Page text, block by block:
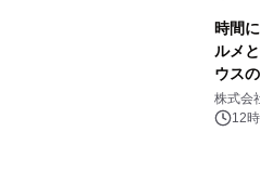
時間
ルメ
ウス
サウ
得な
株式会
12